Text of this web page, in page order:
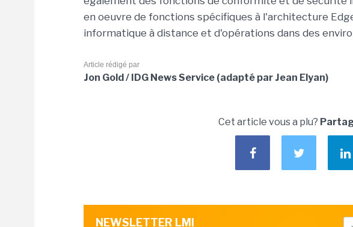
en oeuvre de fonctions spécifiques à l'architecture
informatique à distance et d'opérations dans des enviro
Article rédigé par
Jon Gold / IDG News Service (adapté par Jean Elyan)
Cet article vous a plu?
NEWSLETTER LMI